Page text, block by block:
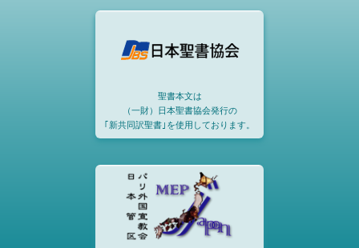
聖書本文は
（一財）日本聖書協会発行の
｢新共同訳聖書｣を使用しております。